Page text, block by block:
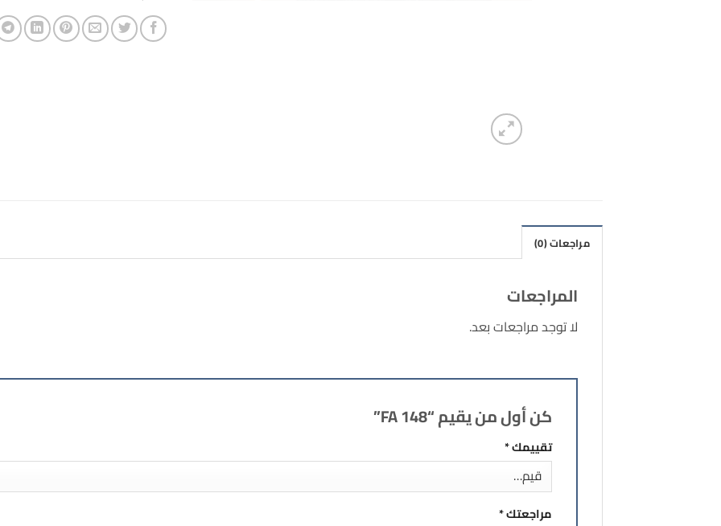
مراجعات (0)
المراجعات
لا توجد مراجعات بعد.
كن أول من يقيم “FA 148”
تقييمك*
مراجعتك*